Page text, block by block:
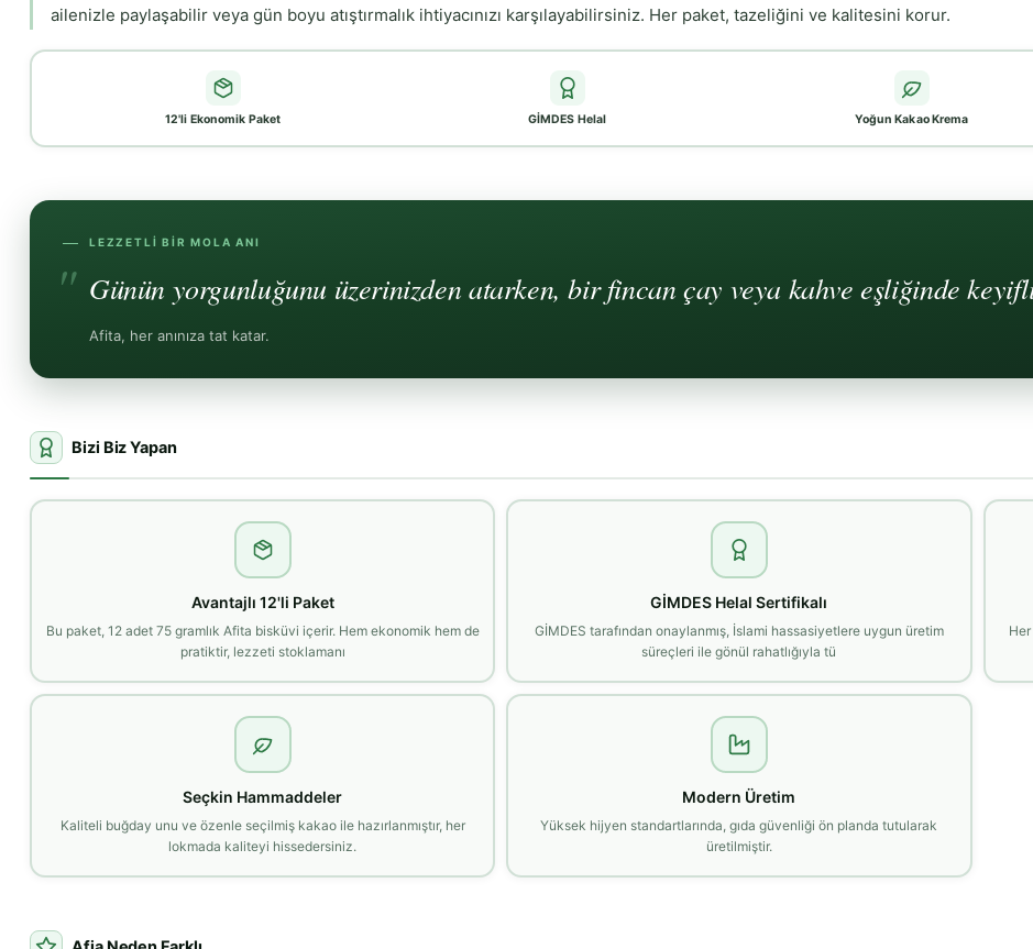
ailenizle paylaşabilir veya gün boyu atıştırmalık ihtiyacınızı karşılayabilirsiniz. Her paket, tazeliğini ve kalitesini korur.
12'li Ekonomik Paket GİMDES Helal Yoğun Kakao Krema
LEZZETLI BIR MOLA ANI
Günün yorgunluğunu üzerinizden atarken, bir fincan çay veya kahve eşliğinde
Afita, her anınıza tat katar.
Bizi Biz Yapan
Avantajlı 12'li Paket
Bu paket, 12 adet 75 gramlık Afita bisküvi içerir. Hem ekonomik hem de
pratiktir, lezzeti stoklamanı
GİMDES Helal Sertifikalı
GİMDES tarafından onaylanmış, İslami hassasiyetlere uygun üretim
süreçleri ile gönül rahatlığıyla tü
Seçkin Hammaddeler
Kaliteli buğday unu ve özenle seçilmiş kakao ile hazırlanmıştır, her
lokmada kaliteyi hissedersiniz.
Modern Üretim
Yüksek hijyen standartlarında, gıda güvenliği ön planda tutularak
üretilmiştir.